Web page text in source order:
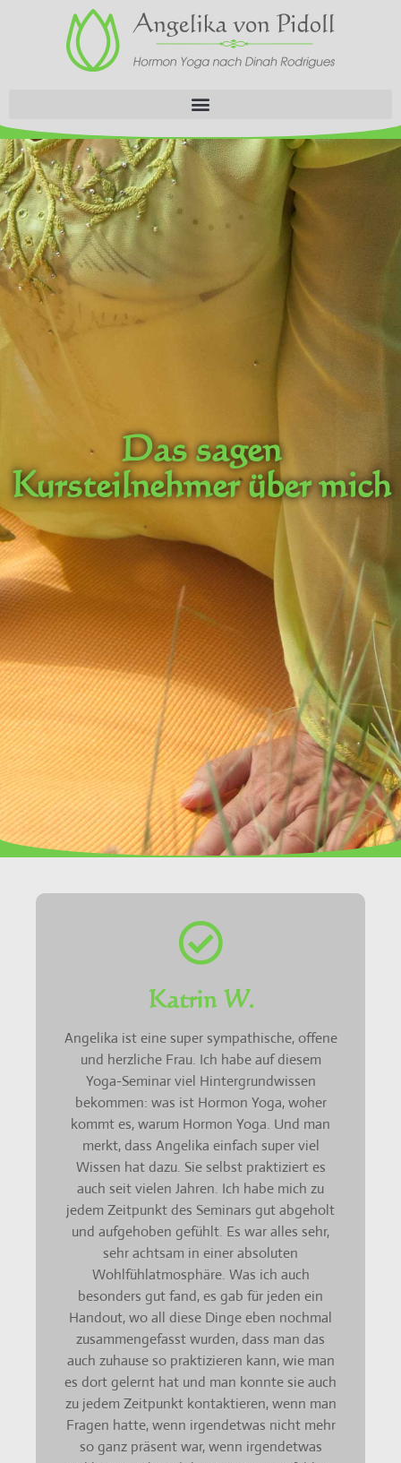
Das sagen
Kursteilnehmer über mich
Katrin W.
Angelika ist eine super sympathische, offene
und herzliche Frau. Ich habe auf diesem
Yoga-Seminar viel Hintergrundwissen
bekommen: was ist Hormon Yoga, woher
kommt es, warum Hormon Yoga. Und man
merkt, dass Angelika einfach super viel
Wissen hat dazu. Sie selbst praktiziert es
auch seit vielen Jahren. Ich habe mich zu
jedem Zeitpunkt des Seminars gut abgeholt
und aufgehoben gefühlt. Es war alles sehr,
sehr achtsam in einer absoluten
Wohlfühlatmosphäre. Was ich auch
besonders gut fand, es gab für jeden ein
Handout, wo all diese Dinge eben nochmal
zusammengefasst wurden, dass man das
auch zuhause so praktizieren kann, wie man
es dort gelernt hat und man konnte sie auch
zu jedem Zeitpunkt kontaktieren, wenn man
Fragen hatte, wenn irgendetwas nicht mehr
so ganz präsent war, wenn irgendetwas